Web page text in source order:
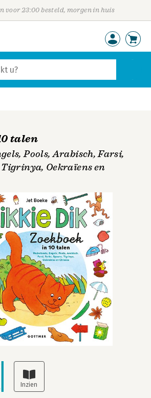
voor 23:00 besteld, morgen in huis
talen
Pools, Arabisch, Farsi,
Oekraïens en